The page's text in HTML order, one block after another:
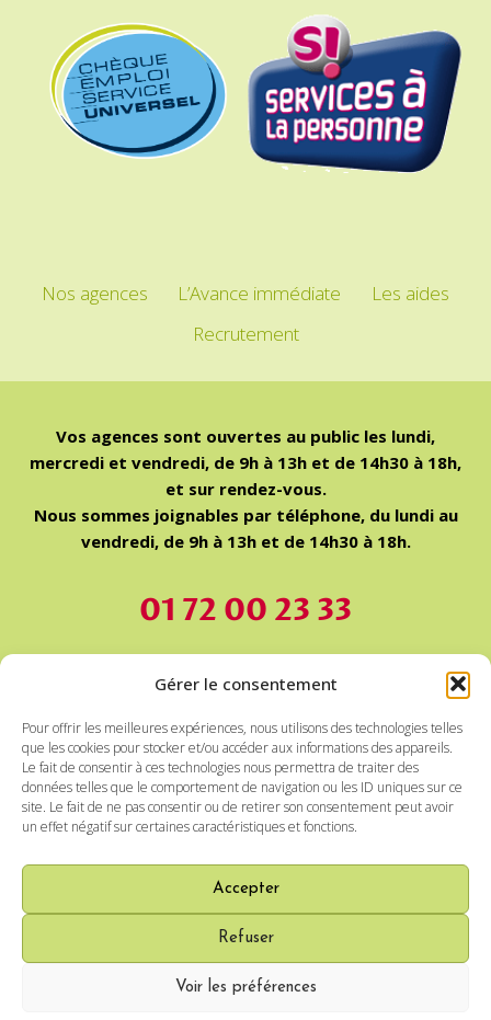
Gérer le consentement
Pour offrir les meilleures expériences, nous utilisons des technologies telles
que les cookies pour stocker et/ou accéder aux informations des appareils.
Le fait de consentir à ces technologies nous permettra de traiter des
données telles que le comportement de navigation ou les ID uniques sur ce
site. Le fait de ne pas consentir ou de retirer son consentement peut avoir
un effet négatif sur certaines caractéristiques et fonctions.
Accepter
Refuser
Voir les préférences
Nos agences L’Avance immédiate
Les aides
Recrutement
Vos agences sont ouvertes au public les lundi,
mercredi et vendredi, de 9h à 13h et de 14h30 à 18h,
et sur rendez-vous.
Nous sommes joignables par téléphone, du lundi au
vendredi, de 9h à 13h et de 14h30 à 18h.
01 72 00 23 33
Nos devis sont Gratuits et sans engagement.
Nous intervenons à la fois en mode prestataire et
mandataire. En mandataire, le montant de la
rémunération des intervenant(e)s est fixé par le client
dans le respect de la convention collective des salariés du
devis gratuit, en fonction de la nature exacte de votre
recherche et du niveau d’aide à la gestion souhaité.
© 2026 Ambrille |Conditions Générales de Services
Mentions légales et Confidentialité